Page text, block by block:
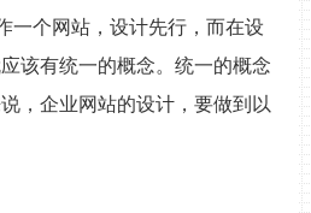
一个网站，设计先行，而在设
该有统一的概念。统一的概念
，企业网站的设计，要做到以